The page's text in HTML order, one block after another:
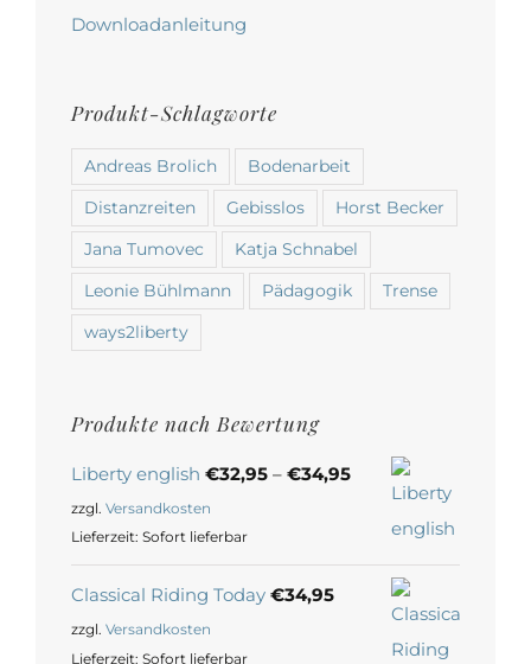
werden
Downloadanleitung
Produkt-Schlagworte
Andreas Brolich Bodenarbeit
Distanzreiten Gebisslos Horst Becker
Jana Tumovec Katja Schnabel
Leonie Bühlmann Pädagogik Trense
ways2liberty
Produkte nach Bewertung
Liberty english €32,95 – €34,95
zzgl. Versandkosten
Lieferzeit: Sofort lieferbar
Classical Riding Today €34,95
zzgl. Versandkosten
Lieferzeit: Sofort lieferbar